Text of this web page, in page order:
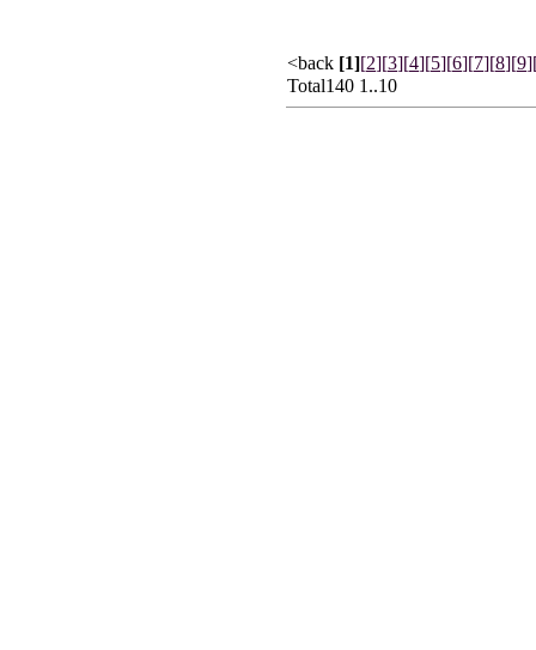
<back [1][2][3][4][5][6][7][8][9]
Total140 1..10